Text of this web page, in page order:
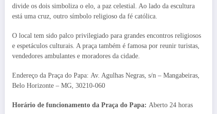
divide os dois simboliza o elo, a paz celestial. Ao lado da escultura
está uma cruz, outro símbolo religioso da fé católica.
O local tem sido palco privilegiado para grandes encontros religiosos
e espetáculos culturais. A praça também é famosa por reunir turistas,
vendedores ambulantes e moradores da cidade.
Endereço da Praça do Papa: Av. Agulhas Negras, s/n – Mangabeiras,
Belo Horizonte – MG, 30210-060
Horário de funcionamento da Praça do Papa: Aberto 24 horas